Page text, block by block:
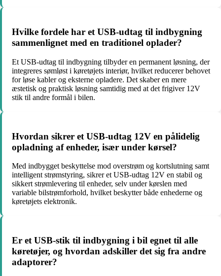
Hvilke fordele har et USB-udtag til indbygning
sammenlignet med en traditionel oplader?
Et USB-udtag til indbygning tilbyder en permanent løsning, der
integreres sømløst i køretøjets interiør, hvilket reducerer behovet
for løse kabler og eksterne opladere. Det skaber en mere
æstetisk og praktisk løsning samtidig med at det frigiver 12V
stik til andre formål i bilen.
Hvordan sikrer et USB-udtag 12V en pålidelig
opladning af enheder, især under kørsel?
Med indbygget beskyttelse mod overstrøm og kortslutning samt
intelligent strømstyring, sikrer et USB-udtag 12V en stabil og
sikkert strømlevering til enheder, selv under kørslen med
variable bilstrømforhold, hvilket beskytter både enhederne og
køretøjets elektronik.
Er et USB-stik til indbygning i bil egnet til alle
køretøjer, og hvordan adskiller det sig fra andre
adaptorer?